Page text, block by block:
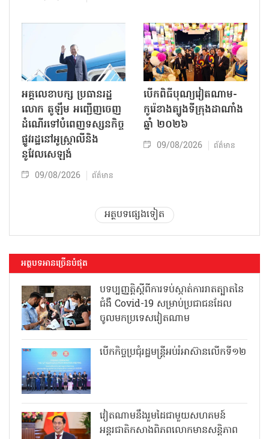
អគ្គលេខាបក្ស ប្រធានរដ្ឋ
លោក តូឡឹម អញ្ជើញចេញ
ដំណើរទៅបំពេញទស្សនកិច្ច
ផ្លូវរដ្ឋនៅអូស្ត្រាលីនិង
នូវែលសេឡង់
09/08/2026 ព័ត៌មាន
បើកពិធីបុណ្យវៀតណាម-
កូរ៉េខាងត្បូងទីក្រុងដាណាំង
ឆ្នាំ ២០២៦
09/08/2026 ព័ត៌មាន
អត្ថបទផ្សេងទៀត
អត្ថបទអានច្រើនបំផុត
បទប្បញ្ញត្តិស្តីពីការទប់ស្កាត់ការរាតត្បាតនៃ
ជំងឺ Covid-19 សម្រាប់ប្រជាជនដែល
ចូលមកប្រទេសវៀតណាម
បើកកិច្ចប្រជុំរដ្ឋមន្ត្រីអប់រំអាស៊ានលើកទី១២
វៀតណាមនឹងរួមដៃជាមួយសហគមន៍
អន្តរជាតិកសាងពិភពលោកមានសន្តិភាព